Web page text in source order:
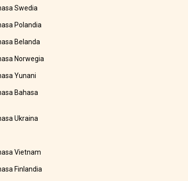
Swedia
Polandia
Belanda
Norwegia
Yunani
Bahasa
Ukraina
Vietnam
Finlandia